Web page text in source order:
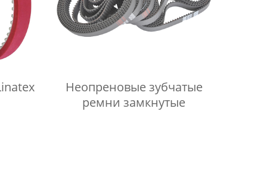
Неопреновые зубчатые
ремни замкнутые